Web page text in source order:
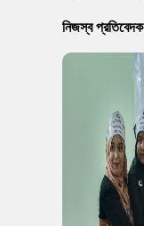
নিজস্ব প্রতিবেদক